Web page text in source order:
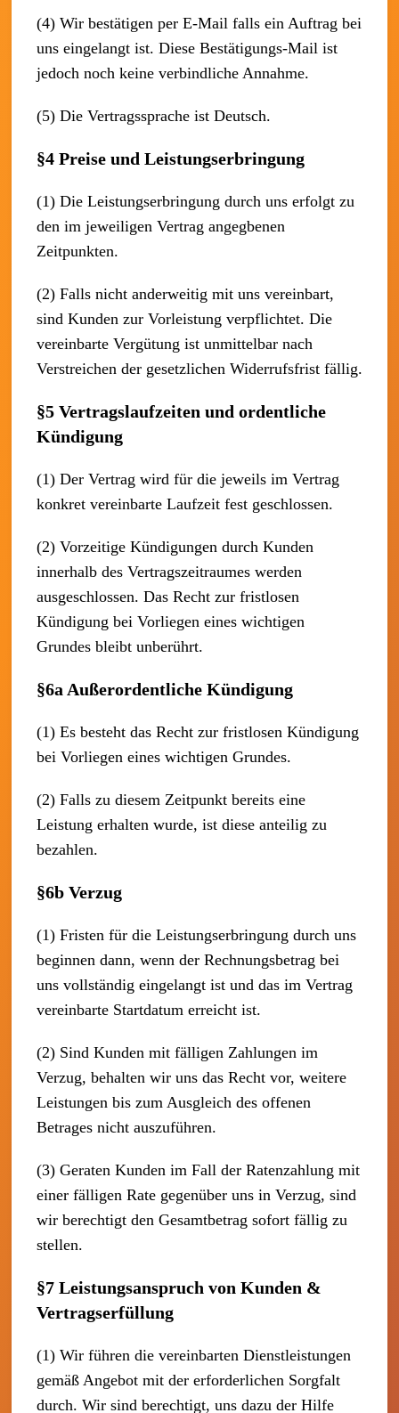
(4) Wir bestätigen per E-Mail falls ein Auftrag bei
uns eingelangt ist. Diese Bestätigungs-Mail ist
jedoch noch keine verbindliche Annahme.
(5) Die Vertragssprache ist Deutsch.
§4 Preise und Leistungserbringung
(1) Die Leistungserbringung durch uns erfolgt zu
den im jeweiligen Vertrag angegbenen
Zeitpunkten.
(2) Falls nicht anderweitig mit uns vereinbart,
sind Kunden zur Vorleistung verpflichtet. Die
vereinbarte Vergütung ist unmittelbar nach
Verstreichen der gesetzlichen Widerrufsfrist fällig.
§5 Vertragslaufzeiten und ordentliche
Kündigung
(1) Der Vertrag wird für die jeweils im Vertrag
konkret vereinbarte Laufzeit fest geschlossen.
(2) Vorzeitige Kündigungen durch Kunden
innerhalb des Vertragszeitraumes werden
ausgeschlossen. Das Recht zur fristlosen
Kündigung bei Vorliegen eines wichtigen
Grundes bleibt unberührt.
§6a Außerordentliche Kündigung
(1) Es besteht das Recht zur fristlosen Kündigung
bei Vorliegen eines wichtigen Grundes.
(2) Falls zu diesem Zeitpunkt bereits eine
Leistung erhalten wurde, ist diese anteilig zu
bezahlen.
§6b Verzug
(1) Fristen für die Leistungserbringung durch uns
beginnen dann, wenn der Rechnungsbetrag bei
uns vollständig eingelangt ist und das im Vertrag
vereinbarte Startdatum erreicht ist.
(2) Sind Kunden mit fälligen Zahlungen im
Verzug, behalten wir uns das Recht vor, weitere
Leistungen bis zum Ausgleich des offenen
Betrages nicht auszuführen.
(3) Geraten Kunden im Fall der Ratenzahlung mit
einer fälligen Rate gegenüber uns in Verzug, sind
wir berechtigt den Gesamtbetrag sofort fällig zu
stellen.
§7 Leistungsanspruch von Kunden &
Vertragserfüllung
(1) Wir führen die vereinbarten Dienstleistungen
gemäß Angebot mit der erforderlichen Sorgfalt
durch. Wir sind berechtigt, uns dazu der Hilfe